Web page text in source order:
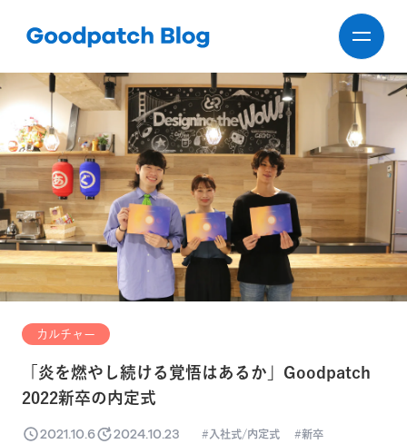
カルチャー
「炎を燃やし続ける覚悟はあるか」Goodpatch
2022新卒の内定式
2021.10.6 2024.10.23 入社式/内定式 新卒